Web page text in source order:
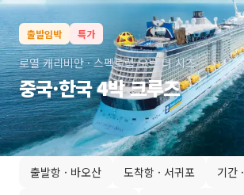
출발임박 특가
로열 캐리비안·스펙트럼 오브 더 시즈
중국·한국 4박 크루즈
출발항 · 바오산 도착항 · 서귀포 기간 ·